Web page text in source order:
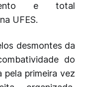
e total
UFES.
desmontes da
do
pela primeira vez